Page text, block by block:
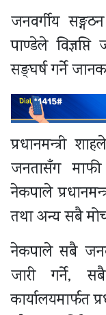
जनवर्गीय
पाण्डेले
सङ्घर्ष गर्ने
प्रधानमन्त्री
जनतासँग माफी
नेकपाले
तथा अन्य सबै
नेकपाले सबै
जारी गर्ने,
कार्यालयमार्फत